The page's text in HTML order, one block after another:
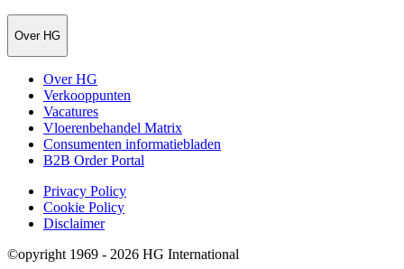
Over HG
Over HG
Verkooppunten
Vacatures
Vloerenbehandel Matrix
Consumenten informatiebladen
B2B Order Portal
Privacy Policy
Cookie Policy
Disclaimer
©opyright 1969 - 2026 HG International